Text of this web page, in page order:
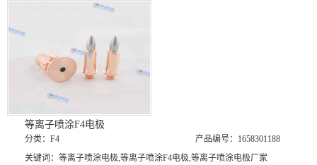
等离子喷涂F4电极
分类： F4
产品编号：1658301188
关键词： 等离子喷涂电极 等离子喷涂F4电极 等离子喷涂电极厂家